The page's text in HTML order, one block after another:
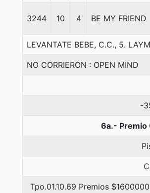
3244 10 4 BE MY FRIEND
LEVANTATE BEBE, C.C., 5.
NO CORRIERON : OPEN MIND
-
6a.- Premio
Tpo.01.10.69 Premios